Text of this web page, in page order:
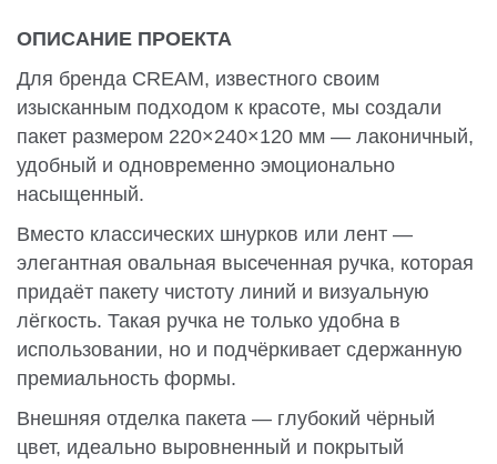
ОПИСАНИЕ ПРОЕКТА
Для бренда CREAM, известного своим
изысканным подходом к красоте, мы создали
пакет размером 220×240×120 мм — лаконичный,
удобный и одновременно эмоционально
насыщенный.
Вместо классических шнурков или лент —
элегантная овальная высеченная ручка, которая
придаёт пакету чистоту линий и визуальную
лёгкость. Такая ручка не только удобна в
использовании, но и подчёркивает сдержанную
премиальность формы.
Внешняя отделка пакета — глубокий чёрный
цвет, идеально выровненный и покрытый